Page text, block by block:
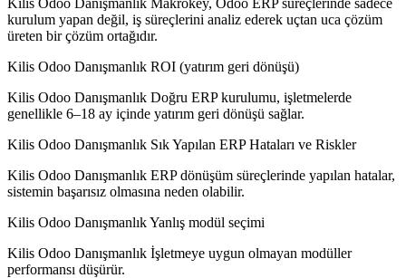
kurulum yapan değil, iş süreçlerini analiz ederek uçtan uca çözüm
üreten bir çözüm ortağıdır.
Kilis Odoo Danışmanlık ROI (yatırım geri dönüşü)
Kilis Odoo Danışmanlık Doğru ERP kurulumu, işletmelerde
genellikle 6–18 ay içinde yatırım geri dönüşü sağlar.
Kilis Odoo Danışmanlık Sık Yapılan ERP Hataları ve Riskler
Kilis Odoo Danışmanlık ERP dönüşüm süreçlerinde yapılan hatalar,
sistemin başarısız olmasına neden olabilir.
Kilis Odoo Danışmanlık Yanlış modül seçimi
Kilis Odoo Danışmanlık İşletmeye uygun olmayan modüller
performansı düşürür.